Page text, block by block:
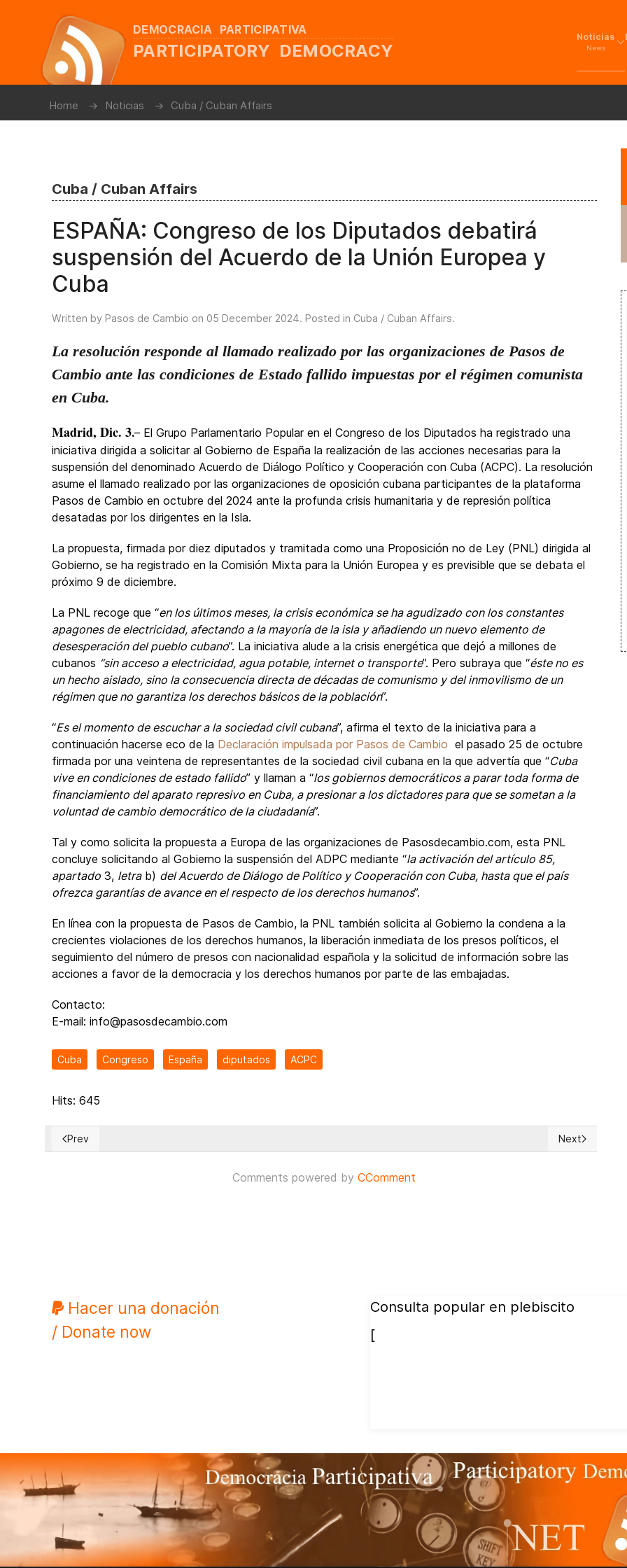
DEMOCRACIA PARTICIPATIVA
PARTICIPATORY DEMOCRACY
Noticias
News
Home Noticias Cuba / Cuban Affairs
Cuba / Cuban Affairs
ESPAÑA: Congreso de los Diputados debatirá
suspensión del Acuerdo de la Unión Europea y
Cuba
Written by Pasos de Cambio on 05 December 2024. Posted in Cuba / Cuban Affairs.
La resolución responde al llamado realizado por las organizaciones de Pasos de
Cambio ante las condiciones de Estado fallido impuestas por el régimen comunista
en Cuba.
Madrid, Dic. 3.– El Grupo Parlamentario Popular en el Congreso de los Diputados ha registrado una
iniciativa dirigida a solicitar al Gobierno de España la realización de las acciones necesarias para la
suspensión del denominado Acuerdo de Diálogo Político y Cooperación con Cuba (ACPC). La resolución
asume el llamado realizado por las organizaciones de oposición cubana participantes de la plataforma
Pasos de Cambio en octubre del 2024 ante la profunda crisis humanitaria y de represión política
desatadas por los dirigentes en la Isla.
La propuesta, firmada por diez diputados y tramitada como una Proposición no de Ley (PNL) dirigida al
Gobierno, se ha registrado en la Comisión Mixta para la Unión Europea y es previsible que se debata el
próximo 9 de diciembre.
La PNL recoge que “en los últimos meses, la crisis económica se ha agudizado con los constantes
apagones de electricidad, afectando a la mayoría de la isla y añadiendo un nuevo elemento de
desesperación del pueblo cubano”. La iniciativa alude a la crisis energética que dejó a millones de
cubanos “sin acceso a electricidad, agua potable, internet o transporte”. Pero subraya que “éste no es
un hecho aislado, sino la consecuencia directa de décadas de comunismo y del inmovilismo de un
régimen que no garantiza los derechos básicos de la población”.
“Es el momento de escuchar a la sociedad civil cubana”, afirma el texto de la iniciativa para a
continuación hacerse eco de la Declaración impulsada por Pasos de Cambio el pasado 25 de octubre
firmada por una veintena de representantes de la sociedad civil cubana en la que advertía que “Cuba
vive en condiciones de estado fallido” y llaman a “los gobiernos democráticos a parar toda forma de
financiamiento del aparato represivo en Cuba, a presionar a los dictadores para que se sometan a la
voluntad de cambio democrático de la ciudadanía”.
Tal y como solicita la propuesta a Europa de las organizaciones de Pasosdecambio.com, esta PNL
concluye solicitando al Gobierno la suspensión del ADPC mediante “la activación del artículo 85,
apartado 3, letrab) del Acuerdo de Diálogo de Político y Cooperación con Cuba, hasta que el país
ofrezca garantías de avance en el respecto de los derechos humanos”.
En línea con la propuesta de Pasos de Cambio, la PNL también solicita al Gobierno la condena a la
crecientes violaciones de los derechos humanos, la liberación inmediata de los presos políticos, el
seguimiento del número de presos con nacionalidad española y la solicitud de información sobre las
acciones a favor de la democracia y los derechos humanos por parte de las embajadas.
Contacto:
E-mail: info@pasosdecambio.com
Cuba Congreso España diputados ACPC
Hits: 645
Previous article: Informe del Congreso de EEUU alerta de posible "adversario extranjero" detrás del "Síndrome de La
Prev Next article:
Next
Comments powered byCComment
Hacer una donación
/ Donate now
Consulta popular en plebiscito
[